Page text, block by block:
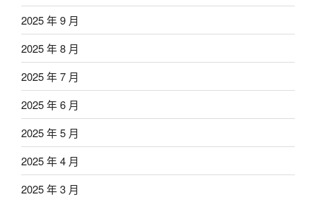
2025 年 9 月
2025 年 8 月
2025 年 7 月
2025 年 6 月
2025 年 5 月
2025 年 4 月
2025 年 3 月